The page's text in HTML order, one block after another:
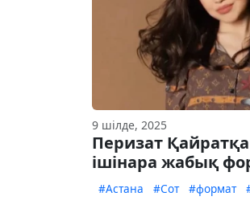
9 шілде, 2025
Перизат
ішінара жабық
#Астана #Сот #формат